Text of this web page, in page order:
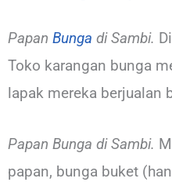
Papan Bunga di Sambi.
Toko karangan bunga
lapak mereka berjualan
Papan Bunga di Sambi.
papan, bunga buket